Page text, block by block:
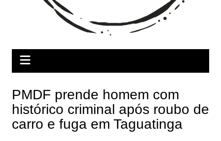
PMDF prende homem com
histórico criminal após roubo de
carro e fuga em Taguatinga